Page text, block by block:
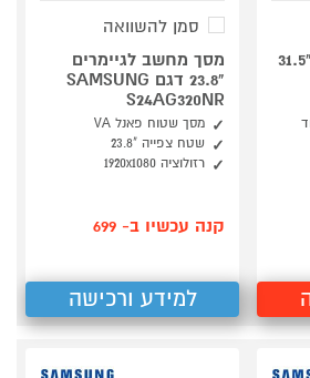
מסך מחשב גיימינג "31.5
סמן להשוואה
מסך מחשב לגיימרים
"23.8 דגם SAMSUNG
S24AG320NR
מסך שטוח פאנל VA
שטח צפייה "23.8
רזולוציה 1920x1080
קנה עכשיו ב- 699
למידע ורכישה